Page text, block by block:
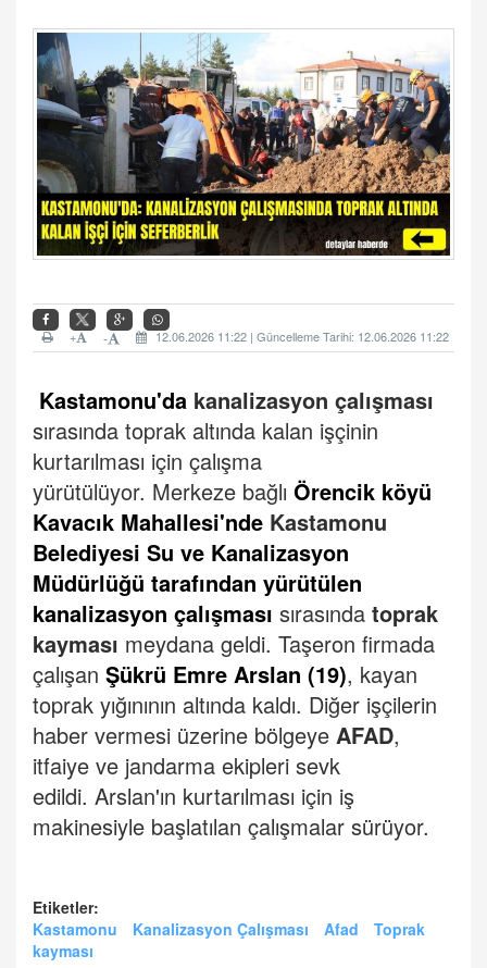
12.06.2026 11:22 | Güncelleme Tarihi: 12.06.2026 11:22
-
+
Kastamonu'da kanalizasyon çalışması
sırasında toprak altında kalan işçinin
kurtarılması için çalışma
yürütülüyor. Merkeze bağlı Örencik köyü
Kavacık Mahallesi'nde Kastamonu
Belediyesi Su ve Kanalizasyon
Müdürlüğü tarafından yürütülen
kanalizasyon çalışması sırasında toprak
kayması meydana geldi. Taşeron firmada
çalışan Şükrü Emre Arslan (19), kayan
toprak yığınının altında kaldı. Diğer işçilerin
haber vermesi üzerine bölgeye AFAD,
itfaiye ve jandarma ekipleri sevk
edildi. Arslan'ın kurtarılması için iş
makinesiyle başlatılan çalışmalar sürüyor.
Etiketler:
Kastamonu
Kanalizasyon Çalışması Afad
Toprak
kayması